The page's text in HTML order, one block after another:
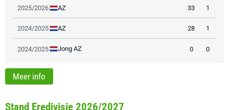
2025/2026 AZ 33 1
2024/2025 AZ 28 1
2024/2025 Jong AZ 0 0
Meer info
Stand Eredivisie 2026/2027